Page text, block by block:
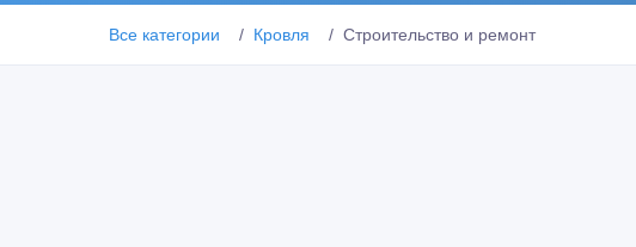
Все категории Кровля Строительство и ремонт